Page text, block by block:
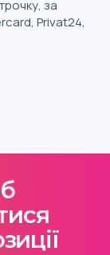
за
Privat24,